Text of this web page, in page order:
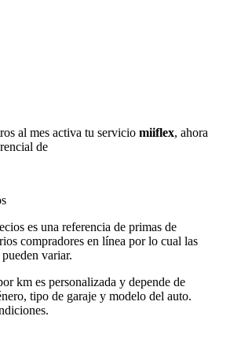
al mes activa tu servicio miiflex, ahora
de
es una referencia de primas de
compradores en línea por lo cual las
variar.
km es personalizada y depende de
tipo de garaje y modelo del auto.